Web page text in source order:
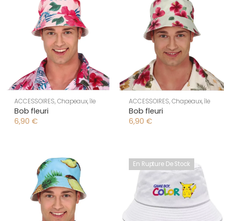
ACCESSOIRES,Chapeaux,île
Bob fleuri
6,90 €
ACCESSOIRES,Chapeaux,île
Bob fleuri
6,90 €
En Rupture De Stock